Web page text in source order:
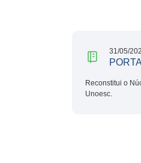
31/05/
Reconstitui o
Unoesc.